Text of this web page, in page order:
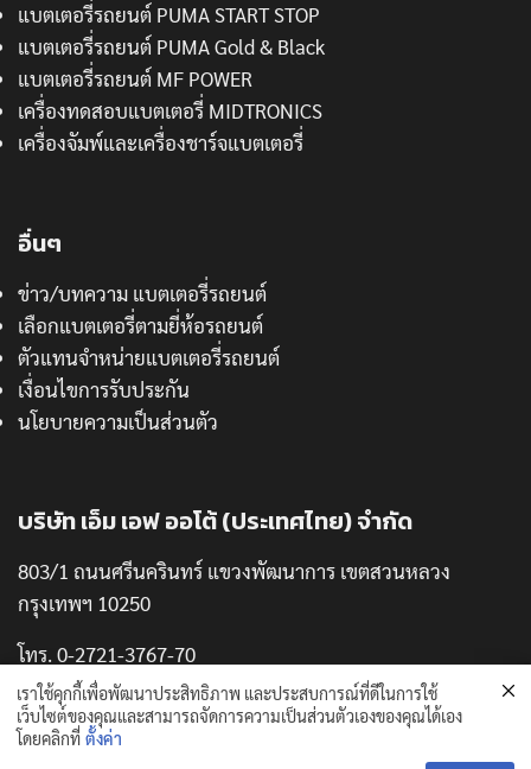
แบตเตอรี่รถยนต์ PUMA START STOP
แบตเตอรี่รถยนต์ PUMA Gold & Black
แบตเตอรี่รถยนต์ MF POWER
เครื่องทดสอบแบตเตอรี่ MIDTRONICS
เครื่องจัมพ์และเครื่องชาร์จแบตเตอรี่
อื่นๆ
ข่าว/บทความ แบตเตอรี่รถยนต์
เลือกแบตเตอรี่ตามยี่ห้อรถยนต์
ตัวแทนจำหน่ายแบตเตอรี่รถยนต์
เงื่อนไขการรับประกัน
นโยบายความเป็นส่วนตัว
บริษัท เอ็ม เอฟ ออโต้ (ประเทศไทย) จำกัด
803/1 ถนนศรีนครินทร์ แขวงพัฒนาการ เขตสวนหลวง
กรุงเทพฯ 10250
โทร. 0-2721-3767-70
แฟกซ์. 0-2721-3771
เราใช้คุกกี้เพื่อพัฒนาประสิทธิภาพ และประสบการณ์ที่ดีในการใช้
เว็บไซต์ของคุณและสามารถจัดการความเป็นส่วนตัวเองของคุณได้เอง
โดยคลิกที่ ตั้งค่า